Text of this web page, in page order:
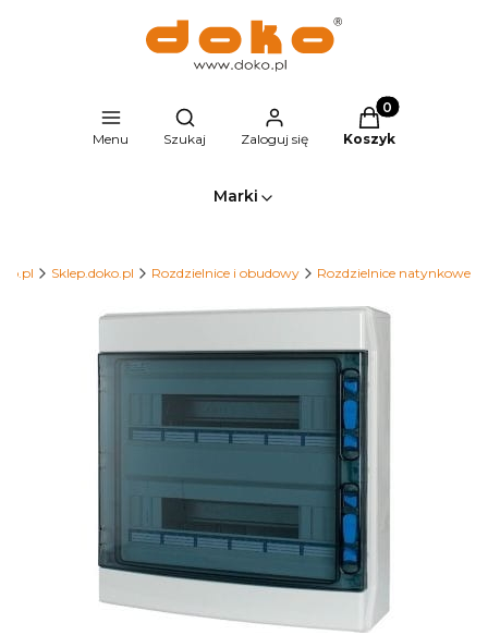
Menu
Otwórz wyszukiwarkę
Szukaj Zaloguj się
Produkty w
Koszyk
Marki
Sklep.doko.pl Rozdzielnice i obudowy Rozdzielnice natynkowe